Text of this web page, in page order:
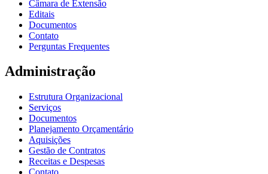
Câmara de Extensão
Editais
Documentos
Contato
Perguntas Frequentes
Administração
Estrutura Organizacional
Serviços
Documentos
Planejamento Orçamentário
Aquisições
Gestão de Contratos
Receitas e Despesas